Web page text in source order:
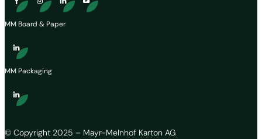
© Copyright 2025 – Mayr-Melnhof Karton AG
MM Board & Paper
MM Packaging